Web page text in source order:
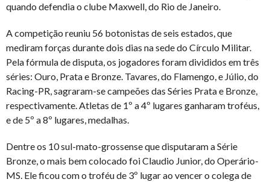
quando defendia o clube Maxwell, do Rio de Janeiro.
A competição reuniu 56 botonistas de seis estados, que
mediram forças durante dois dias na sede do Círculo Militar.
Pela fórmula de disputa, os jogadores foram divididos em três
séries: Ouro, Prata e Bronze. Tavares, do Flamengo, e Júlio, do
Racing-PR, sagraram-se campeões das Séries Prata e Bronze,
respectivamente. Atletas de 1º a 4º lugares ganharam troféus,
e de 5º a 8º lugares, medalhas.
Dentre os 10 sul-mato-grossense que disputaram a Série
Bronze, o mais bem colocado foi Claudio Junior, do Operário-
MS. Ele ficou com o troféu de 3º lugar ao vencer o colega de